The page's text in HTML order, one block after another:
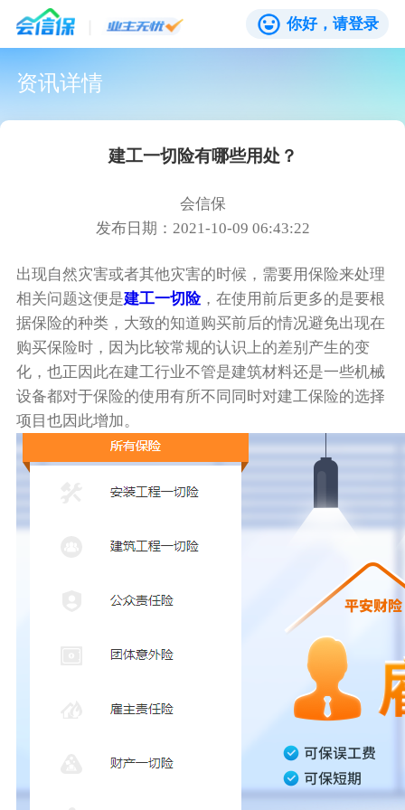
你好，请登录
资讯详情
建工一切险有哪些用处？
会信保
发布日期：2021-10-09 06:43:22
出现自然灾害或者其他灾害的时候，需要用保险来处理
相关问题这便是建工一切险，在使用前后更多的是要根
据保险的种类，大致的知道购买前后的情况避免出现在
购买保险时，因为比较常规的认识上的差别产生的变
化，也正因此在建工行业不管是建筑材料还是一些机械
设备都对于保险的使用有所不同同时对建工保险的选择
项目也因此增加。